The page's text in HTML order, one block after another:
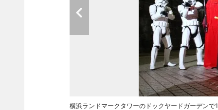
横浜ランドマークタワーのドックヤードガーデン